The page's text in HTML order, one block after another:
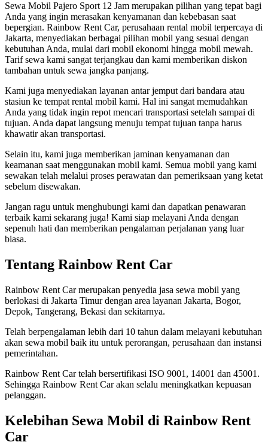
Sewa Mobil Pajero Sport 12 Jam merupakan pilihan yang tepat bagi
Anda yang ingin merasakan kenyamanan dan kebebasan saat
bepergian. Rainbow Rent Car, perusahaan rental mobil terpercaya di
Jakarta, menyediakan berbagai pilihan mobil yang sesuai dengan
kebutuhan Anda, mulai dari mobil ekonomi hingga mobil mewah.
Tarif sewa kami sangat terjangkau dan kami memberikan diskon
tambahan untuk sewa jangka panjang.
Kami juga menyediakan layanan antar jemput dari bandara atau
stasiun ke tempat rental mobil kami. Hal ini sangat memudahkan
Anda yang tidak ingin repot mencari transportasi setelah sampai di
tujuan. Anda dapat langsung menuju tempat tujuan tanpa harus
khawatir akan transportasi.
Selain itu, kami juga memberikan jaminan kenyamanan dan
keamanan saat menggunakan mobil kami. Semua mobil yang kami
sewakan telah melalui proses perawatan dan pemeriksaan yang ketat
sebelum disewakan.
Jangan ragu untuk menghubungi kami dan dapatkan penawaran
terbaik kami sekarang juga! Kami siap melayani Anda dengan
sepenuh hati dan memberikan pengalaman perjalanan yang luar
biasa.
Tentang Rainbow Rent Car
Rainbow Rent Car merupakan penyedia jasa sewa mobil yang
berlokasi di Jakarta Timur dengan area layanan Jakarta, Bogor,
Depok, Tangerang, Bekasi dan sekitarnya.
Telah berpengalaman lebih dari 10 tahun dalam melayani kebutuhan
akan sewa mobil baik itu untuk perorangan, perusahaan dan instansi
pemerintahan.
Rainbow Rent Car telah bersertifikasi ISO 9001, 14001 dan 45001.
Sehingga Rainbow Rent Car akan selalu meningkatkan kepuasan
pelanggan.
Kelebihan Sewa Mobil di Rainbow Rent
Car